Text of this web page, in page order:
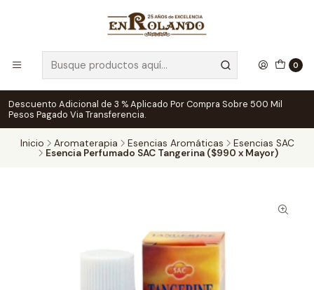
0
Descuento Adicional de 3 % Aplicado Por Compra Sobre 500 Mil
Pesos Pagado Via Transferencia.
Inicio Aromaterapia Esencias Aromáticas
Esencias SAC
Esencia Perfumado SAC Tangerina ($990 x Mayor)